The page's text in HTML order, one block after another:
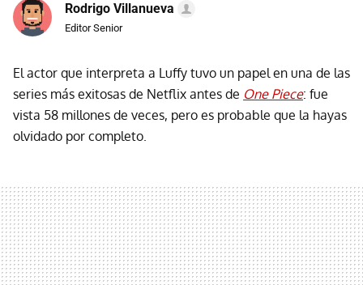
Rodrigo Villanueva
Editor Senior
El actor que interpreta a Luffy tuvo un papel en una de las
series más exitosas de Netflix antes de One Piece: fue
vista 58 millones de veces, pero es probable que la hayas
olvidado por completo.